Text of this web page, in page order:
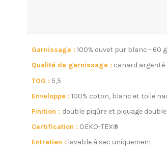
Garnissage : 100% duvet pur blanc - 60
Qualité de garnissage : canard argenté
TOG : 5,5
Enveloppe : 100% coton, blanc et toile
Finition : double piqûre et piquage
Certification : OEKO-TEX®
Entretien : lavable à sec uniquement